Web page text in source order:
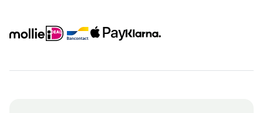
x